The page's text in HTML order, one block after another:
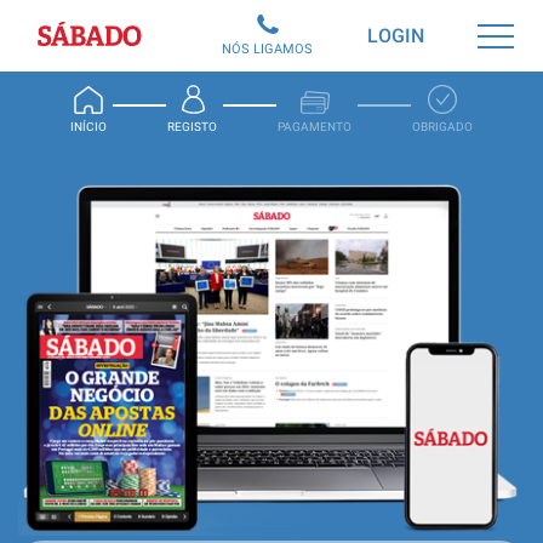
Sábado
INÍCIO REGISTO PAGAMENTO OBRIGADO
LOGIN
NÓS LIGAMOS